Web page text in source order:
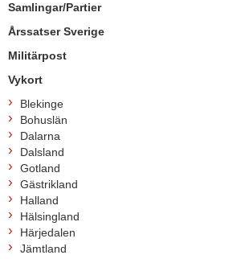
Samlingar/Partier
Årssatser Sverige
Militärpost
Vykort
Blekinge
Bohuslän
Dalarna
Dalsland
Gotland
Gästrikland
Halland
Hälsingland
Härjedalen
Jämtland